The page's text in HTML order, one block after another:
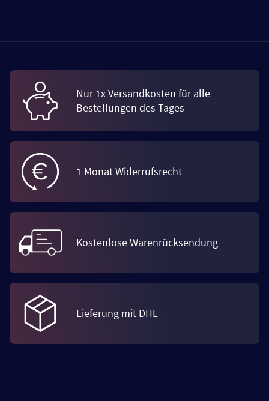
Nur 1x Versandkosten für alle
Bestellungen des Tages
1 Monat Widerrufsrecht
Kostenlose Warenrücksendung
Lieferung mit DHL